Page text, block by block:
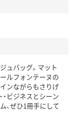
ュバッグ。マット
ルフォンテーヌの
ンながらもさりげ
ビジネスとシーン
、ぜひ1冊手にして